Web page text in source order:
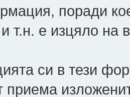
поради
т.н. е изцяло на
си в тези
приема